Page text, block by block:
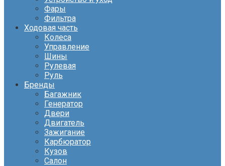
Фары
Фильтра
Ходовая часть
Колеса
Управление
Шины
Рулевая
Руль
Бренды
Багажник
Генератор
Двери
Двигатель
Зажигание
Карбюратор
Кузов
Салон